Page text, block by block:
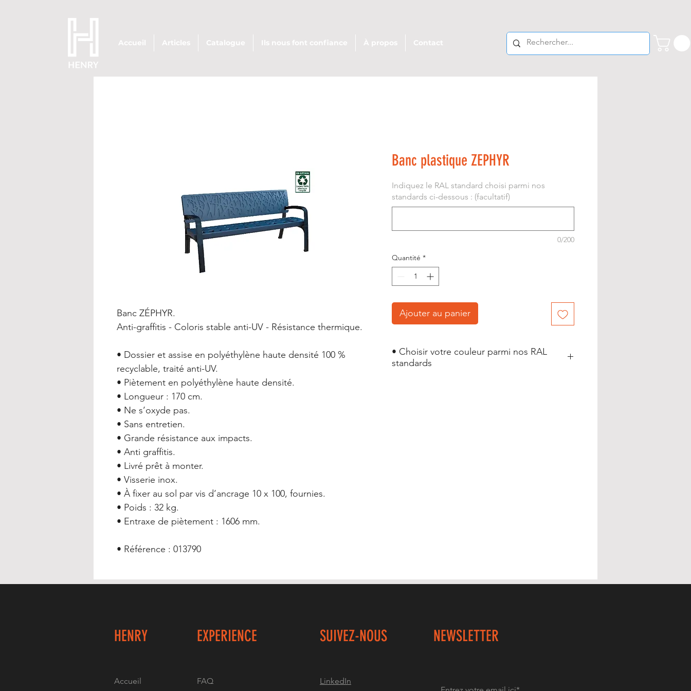
Accueil Articles Catalogue Ils nous font confiance À propos Contact
Banc ZÉPHYR.
Anti-graffitis - Coloris stable anti-UV - Résistance thermique.
• Dossier et assise en polyéthylène haute densité 100 %
recyclable, traité anti-UV.
• Piètement en polyéthylène haute densité.
• Longueur : 170 cm.
• Ne s’oxyde pas.
• Sans entretien.
• Grande résistance aux impacts.
• Anti graffitis.
• Livré prêt à monter.
• Visserie inox.
• À fixer au sol par vis d’ancrage 10 x 100, fournies.
• Poids : 32 kg.
• Entraxe de piètement : 1606 mm.
• Référence : 013790
Banc plastique ZEPHYR
Indiquez le RAL standard choisi parmi nos
standards ci-dessous : (facultatif)
0/200
Quantité *
Ajouter au panier
• Choisir votre couleur parmi nos RAL
standards
HENRY EXPERIENCE SUIVEZ-NOUS NEWSLETTER
Accueil FAQ LinkedIn